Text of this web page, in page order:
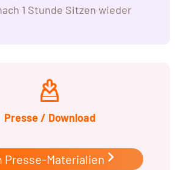
1 Stunde Sitzen wieder
Presse / Download
Presse-Materialien